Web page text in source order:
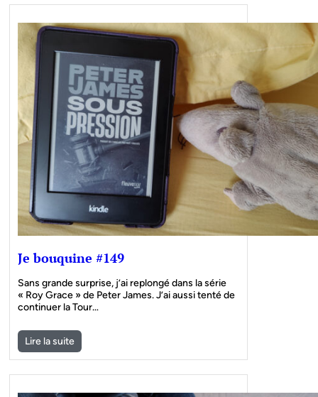
Je bouquine #149
Sans grande surprise, j’ai replongé dans la série
« Roy Grace » de Peter James. J’ai aussi tenté de
continuer la Tour…
Lire la suite